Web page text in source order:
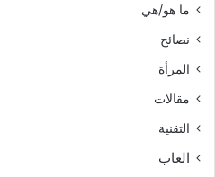
ما هو/هي
نصائح
المرأة
مقالات
التقنية
العاب